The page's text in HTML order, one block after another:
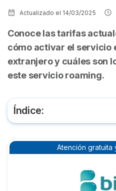
Actualizado el 14/03/2025
Conoce las tarifas
cómo activar el servicio
extranjero y cuáles son
este servicio roaming.
Índice:
Cobertura de Roaming
Restricciones tarifarias
Atención gratuita